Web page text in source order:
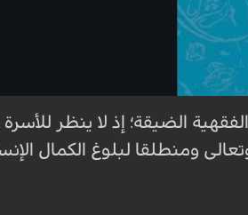
الضيقة؛ إذ لا ينظر
ومنطلقا لبلوغ الكمال